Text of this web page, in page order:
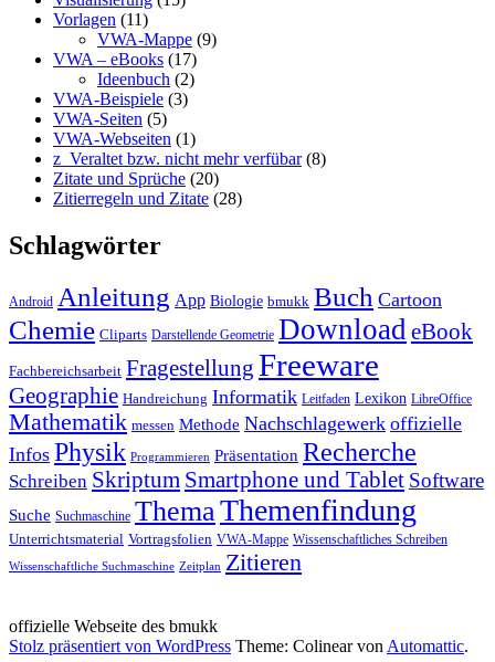
Vorlagen (11)
VWA-Mappe (9)
VWA – eBooks (17)
Ideenbuch (2)
VWA-Beispiele (3)
VWA-Seiten (5)
VWA-Webseiten (1)
z_Veraltet bzw. nicht mehr verfübar(8)
Zitate und Sprüche (20)
Zitierregeln und Zitate (28)
Schlagwörter
Android Anleitung App Biologie bmukk Buch Cartoon
Chemie Cliparts Darstellende Geometrie DownloadeBook
Fachbereichsarbeit Fragestellung Freeware
Geographie Handreichung Informatik Leitfaden Lexikon LibreOffice
Mathematik messen Methode Nachschlagewerk offizielle
Infos Physik Programmieren Präsentation Recherche
Schreiben Skriptum Smartphone und Tablet Software
Suche Suchmaschine ThemaThemenfindung
Unterrichtsmaterial Vortragsfolien VWA-Mappe Wissenschaftliches Schreiben
Wissenschaftliche Suchmaschine Zeitplan Zitieren
offizielle Webseite des bmukk
Stolz präsentiert von WordPress Theme: Colinear vonAutomattic.